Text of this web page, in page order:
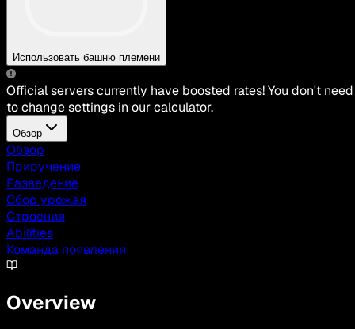
Использовать башню племени
Official servers currently have boosted rates! You don't need
to change settings in our calculator.
Обзор
Обзор
Приручение
Разведение
Сбор урожая
Строения
Abilities
Команда появления
Overview